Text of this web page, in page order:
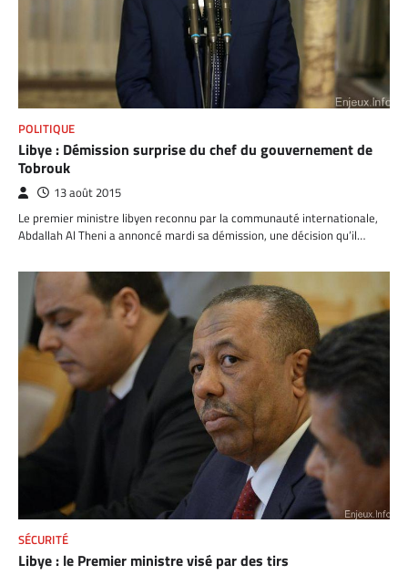
POLITIQUE
Libye : Démission surprise du chef du gouvernement de
Tobrouk
13 août 2015
Le premier ministre libyen reconnu par la communauté internationale,
Abdallah Al Theni a annoncé mardi sa démission, une décision qu’il…
SÉCURITÉ
Libye : le Premier ministre visé par des tirs